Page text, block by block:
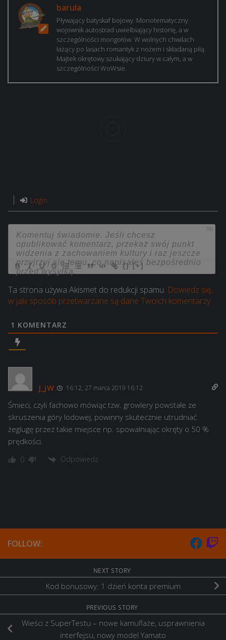
barula
Pływający batyskaf bojowy. Monotematyczny
wojownik autostrad uwielbiający historię, a w
szczególności mongołów. W wolnych chwilach
łażący po lasach romantyk z nożem i składaną piłą.
Majtek okrętowy szukający dziury w całym, a w
szczególności WoWsie.
Login
750
{} [+]
Ta strona używa Akismet do redukcji spamu. Dowiedz się,
w jaki sposób przetwarzane są dane Twoich komentarzy.
1 KOMENTARZ
J_jW 16:12, 27 marca 2019 16:12
Śmieci, czyli fachowo mówiąc tzw. growlery powstałe ze
skruszenia góry lodowej, powinny skutecznie utrudniać
żeglugę przez takie miejsce np. spowalniając okręty o 50 %
prędkości.
0 Odpowiedz
FOLLOW:
NEXT STORY
Kod bonusowy: 1 dzień konta premium
PREVIOUS STORY
Wieści z SuperTestu – nowe kamuflaże, usprawnienia
interfejsu, nowy model Yamato